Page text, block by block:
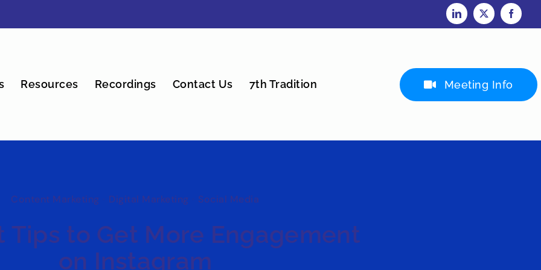
Resources Recordings Contact Us 7th Tradition Meeting Info
Content Marketing Digital Marketing Social Media
Tips to Get More Engagement
on Instagram